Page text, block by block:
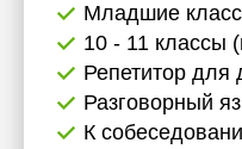
Младшие
10 - 11 классы
Репетитор для
Разговорный
К